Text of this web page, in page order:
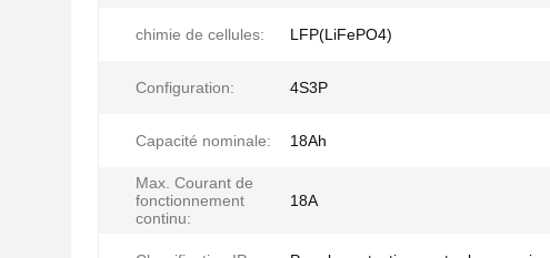
chimie de cellules: LFP(LiFePO4)
Configuration: 4S3P
Capacité nominale: 18Ah
Max. Courant de
fonctionnement
continu:
18A